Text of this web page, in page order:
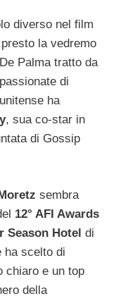
diverso nel film
la vedremo
Palma tratto da
di
ha
, sua co-star in
di Gossip
sembra
12° AFI Awards
Season Hotel di
ha scelto di
chiaro e un top
della